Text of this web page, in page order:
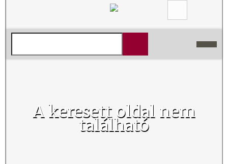
A keresett oldal nem
található